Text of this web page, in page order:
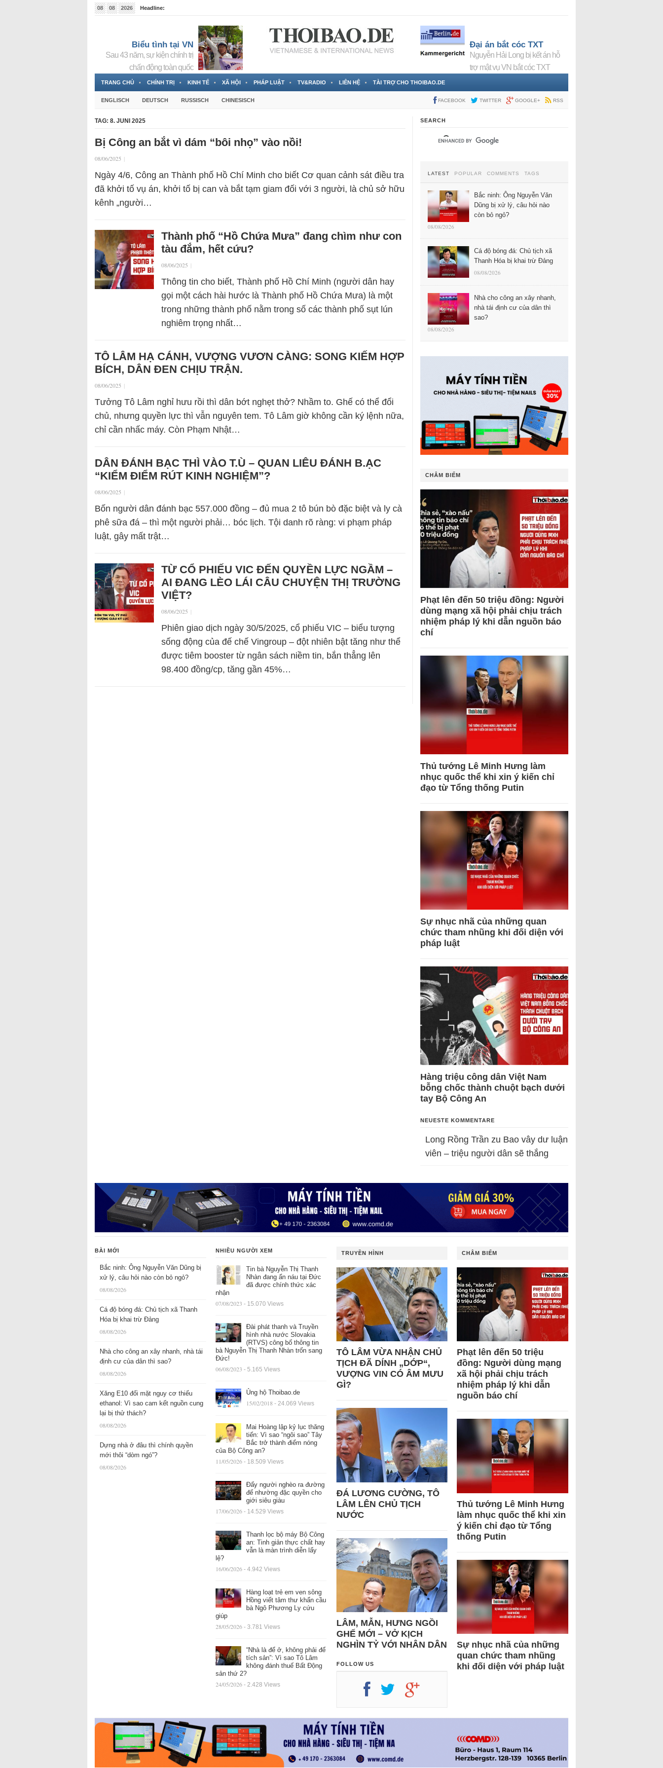
08 08 2026
Headline:
Biểu tình tại VN
Sau 43 năm, sự kiện chính trị
chấn động toàn quốc
Đại án bắt cóc TXT
Nguyễn Hải Long bị kết án hỗ
trợ mật vụ VN bắt cóc TXT
TRANG CHỦ CHÍNH TRỊ KINH TẾ XÃ HỘI PHÁP LUẬT TV&RADIO LIÊN HỆ TÀI TRỢ CHO THOIBAO.DE
ENGLISCH DEUTSCH RUSSISCH CHINESISCH FACEBOOK TWITTER GOOGLE+ RSS
TAG: 8. JUNI 2025
Bị Công an bắt vì dám “bôi nhọ” vào nồi!
08/06/2025 |
Ngày 4/6, Công an Thành phố Hồ Chí Minh cho biết Cơ quan cảnh sát điều tra
đã khởi tố vụ án, khởi tố bị can và bắt tạm giam đối với 3 người, là chủ sở hữu
kênh „người…
Thành phố “Hồ Chứa Mưa” đang chìm như con
tàu đắm, hết cứu?
08/06/2025 |
Thông tin cho biết, Thành phố Hồ Chí Minh (người dân hay
gọi một cách hài hước là Thành phố Hồ Chứa Mưa) là một
trong những thành phố nằm trong số các thành phố sụt lún
nghiêm trọng nhất…
TÔ LÂM HẠ CÁNH, VƯỢNG VƯƠN CÀNG: SONG KIẾM HỢP
BÍCH, DÂN ĐEN CHỊU TRẬN.
08/06/2025 |
Tưởng Tô Lâm nghỉ hưu rồi thì dân bớt nghẹt thở? Nhầm to. Ghế có thể đổi
chủ, nhưng quyền lực thì vẫn nguyên tem. Tô Lâm giờ không cần ký lệnh nữa,
chỉ cần nhấc máy. Còn Phạm Nhật…
DÂN ĐÁNH BẠC THÌ VÀO T.Ù – QUAN LIÊU ĐÁNH B.ẠC
“KIỂM ĐIỂM RÚT KINH NGHIỆM”?
08/06/2025 |
Bốn người dân đánh bạc 557.000 đồng – đủ mua 2 tô bún bò đặc biệt và ly cà
phê sữa đá – thì một người phải… bóc lịch. Tội danh rõ ràng: vi phạm pháp
luật, gây mất trật…
TỪ CỔ PHIẾU VIC ĐẾN QUYỀN LỰC NGẦM –
AI ĐANG LÈO LÁI CÂU CHUYỆN THỊ TRƯỜNG
VIỆT?
08/06/2025 |
Phiên giao dịch ngày 30/5/2025, cổ phiếu VIC – biểu tượng
sống động của đế chế Vingroup – đột nhiên bật tăng như thể
được tiêm booster từ ngân sách niềm tin, bắn thẳng lên
98.400 đồng/cp, tăng gần 45%…
SEARCH
LATEST POPULAR COMMENTS TAGS
Bắc ninh: Ông Nguyễn Văn
Dũng bị xử lý, câu hỏi nào
còn bỏ ngỏ?
08/08/2026
Cá độ bóng đá: Chủ tịch xã
Thanh Hóa bị khai trừ Đảng
08/08/2026
Nhà cho công an xây nhanh,
nhà tái định cư của dân thì
sao?
08/08/2026
CHÂM BIẾM
Phạt lên đến 50 triệu đồng: Người
dùng mạng xã hội phải chịu trách
nhiệm pháp lý khi dẫn nguồn báo
chí
Thủ tướng Lê Minh Hưng làm
nhục quốc thể khi xin ý kiến chỉ
đạo từ Tổng thống Putin
Sự nhục nhã của những quan
chức tham nhũng khi đối diện với
pháp luật
Hàng triệu công dân Việt Nam
bỗng chốc thành chuột bạch dưới
tay Bộ Công An
NEUESTE KOMMENTARE
Long Rồng Trần zu Bao vây dư luận
viên – triệu người dân sẽ thắng
BÀI MỚI
Bắc ninh: Ông Nguyễn Văn Dũng bị
xử lý, câu hỏi nào còn bỏ ngỏ?
08/08/2026
Cá độ bóng đá: Chủ tịch xã Thanh
Hóa bị khai trừ Đảng
08/08/2026
Nhà cho công an xây nhanh, nhà tái
định cư của dân thì sao?
08/08/2026
Xăng E10 đối mặt nguy cơ thiếu
ethanol: Vì sao cam kết nguồn cung
lại bị thử thách?
08/08/2026
Dựng nhà ở đâu thì chính quyền
mới thôi “dòm ngó”?
08/08/2026
NHIỀU NGƯỜI XEM
Tin bà Nguyễn Thị Thanh
Nhàn đang ẩn náu tại Đức
đã được chính thức xác
nhận
07/08/2023 - 15.070 Views
Đài phát thanh và Truyền
hình nhà nước Slovakia
(RTVS) công bố thông tin
bà Nguyễn Thị Thanh Nhàn trốn sang
Đức!
06/08/2023 - 5.165 Views
Ủng hộ Thoibao.de
15/02/2018 - 24.069 Views
Mai Hoàng lập kỷ lục thăng
tiến: Vì sao “ngôi sao” Tây
Bắc trở thành điểm nóng
của Bộ Công an?
11/05/2026 - 18.509 Views
Đẩy người nghèo ra đường
để nhường đặc quyền cho
giới siêu giàu
17/06/2026 - 14.529 Views
Thanh lọc bộ máy Bộ Công
an: Tinh giản thực chất hay
vẫn là màn trình diễn lấy
lệ?
16/06/2026 - 4.942 Views
Hàng loạt trẻ em ven sông
Hồng viết tâm thư khẩn cầu
bà Ngô Phương Ly cứu
giúp
28/05/2026 - 3.781 Views
“Nhà là để ở, không phải để
tích sản”: Vì sao Tô Lâm
không đánh thuế Bất Động
sản thứ 2?
24/05/2026 - 2.428 Views
TRUYỀN HÌNH
TÔ LÂM VỪA NHẬN CHỦ
TỊCH ĐÃ DÍNH „DỚP“,
VƯỢNG VIN CÓ ÂM MƯU
GÌ?
ĐÁ LƯƠNG CƯỜNG, TÔ
LÂM LÊN CHỦ TỊCH
NƯỚC
LÂM, MẪN, HƯNG NGỒI
GHẾ MỚI – VỞ KỊCH
NGHÌN TỶ VỚI NHÂN DÂN
FOLLOW US
CHÂM BIẾM
Phạt lên đến 50 triệu
đồng: Người dùng mạng
xã hội phải chịu trách
nhiệm pháp lý khi dẫn
nguồn báo chí
Thủ tướng Lê Minh Hưng
làm nhục quốc thể khi xin
ý kiến chỉ đạo từ Tổng
thống Putin
Sự nhục nhã của những
quan chức tham nhũng
khi đối diện với pháp luật